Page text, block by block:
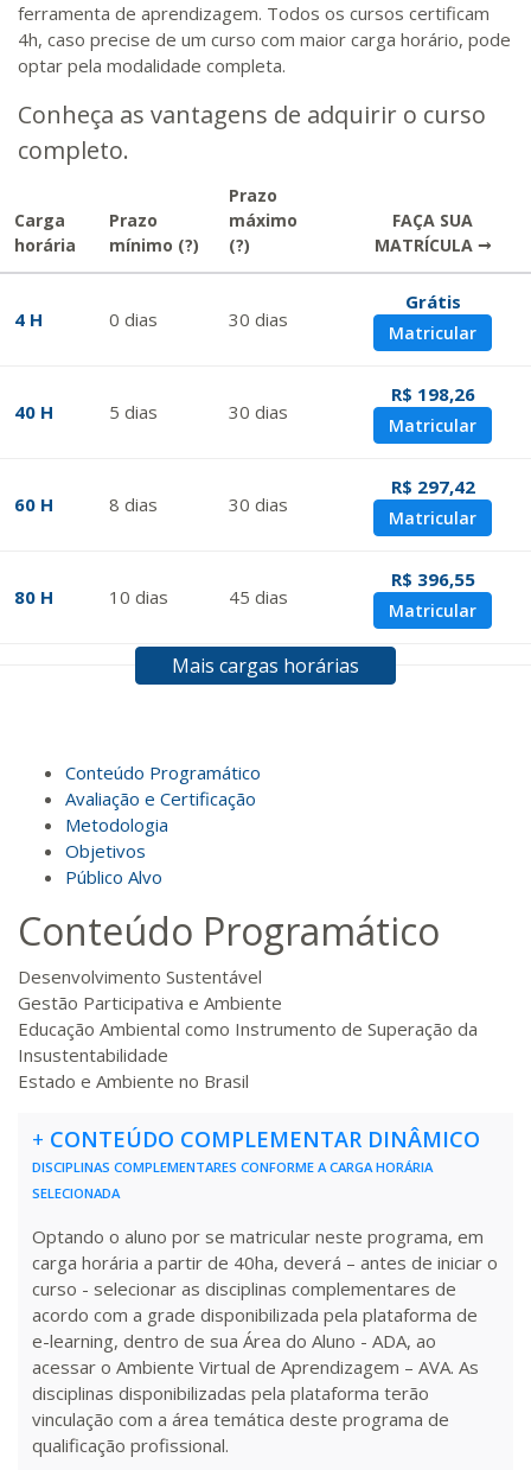
ferramenta de aprendizagem. Todos os cursos certificam
4h, caso precise de um curso com maior carga horário, pode
optar pela modalidade completa.
Conheça as vantagens de adquirir o curso
completo.
Carga
horária
Prazo
mínimo (?)
Prazo
máximo
(?)
FAÇA SUA
MATRÍCULA →
4 H 0 dias 30 dias
Grátis
Matricular
40 H 5 dias 30 dias
R$ 198,26
Matricular
60 H 8 dias 30 dias
R$ 297,42
Matricular
80 H 10 dias 45 dias
R$ 396,55
Matricular
dias 45dias
120 H 15dias 60dias
140 H 18dias
160 H dias 60 dias
R$ 793,10
180 H 23dias
R$ 892,23
200 H 25dias 90dias
R$ 991,36
Matricular
220 H 28dias 90dias
Matricular
240 H 30dias 90dias
R$ 1.189,66
Matricular
260 H 33dias 90dias
R$ 1.288,78
Mais cargas horárias
Conteúdo Programático
Avaliação e Certificação
Metodologia
Objetivos
Público Alvo
Conteúdo Programático
Desenvolvimento Sustentável
Gestão Participativa e Ambiente
Educação Ambiental como Instrumento de Superação da
Insustentabilidade
Estado e Ambiente no Brasil
+ CONTEÚDO COMPLEMENTAR DINÂMICO
DISCIPLINAS COMPLEMENTARES CONFORME A CARGA HORÁRIA
SELECIONADA
Optando o aluno por se matricular neste programa, em
carga horária a partir de 40ha, deverá – antes de iniciar o
curso - selecionar as disciplinas complementares de
acordo com a grade disponibilizada pela plataforma de
e-learning, dentro de sua Área do Aluno - ADA, ao
acessar o Ambiente Virtual de Aprendizagem – AVA. As
disciplinas disponibilizadas pela plataforma terão
vinculação com a área temática deste programa de
qualificação profissional.